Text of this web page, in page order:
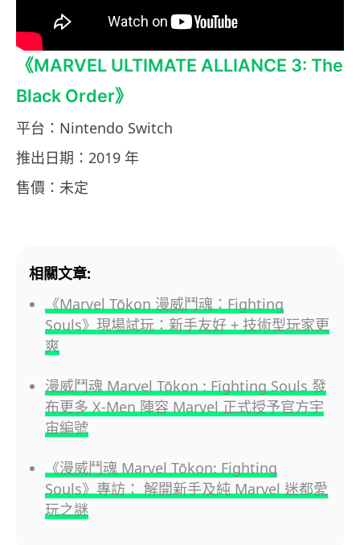
《MARVEL ULTIMATE ALLIANCE 3: The
Black Order》
平台：Nintendo Switch
推出日期：2019 年
售價：未定
相關文章:
《Marvel Tōkon 漫威鬥魂：Fighting
Souls》現場試玩：新手友好 + 技術型玩家更
爽
漫威鬥魂 Marvel Tōkon : Fighting Souls 發
布更多 X-Men 陣容 Marvel 正式授予官方宇
宙編號
《漫威鬥魂 Marvel Tōkon: Fighting
Souls》專訪： 解開新手及純 Marvel 迷都愛
玩之謎